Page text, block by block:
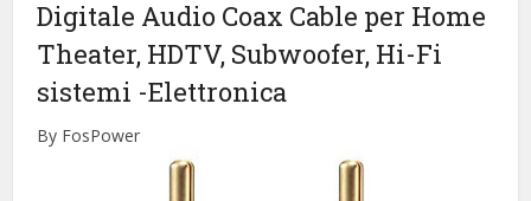
Digitale Audio Coax Cable per Home
Theater, HDTV, Subwoofer, Hi-Fi
sistemi -Elettronica
By FosPower